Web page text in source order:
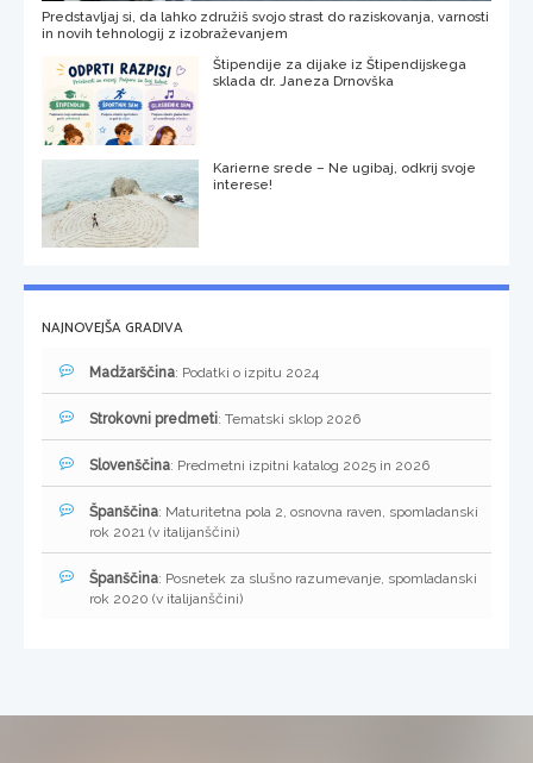
Predstavljaj si, da lahko združiš svojo strast do raziskovanja, varnosti
in novih tehnologij z izobraževanjem
Štipendije za dijake iz Štipendijskega
sklada dr. Janeza Drnovška
Karierne srede – Ne ugibaj, odkrij svoje
interese!
NAJNOVEJŠA GRADIVA
Madžarščina: Podatki o izpitu 2024
Strokovni predmeti: Tematski sklop 2026
Slovenščina: Predmetni izpitni katalog 2025 in 2026
Španščina: Maturitetna pola 2, osnovna raven, spomladanski
rok 2021 (v italijanščini)
Španščina: Posnetek za slušno razumevanje, spomladanski
rok 2020 (v italijanščini)